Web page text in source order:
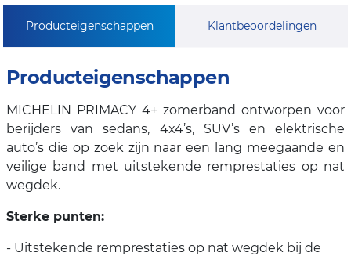
Producteigenschappen Klantbeoordelingen
Producteigenschappen
MICHELIN PRIMACY 4+ zomerband ontworpen voor
berijders van sedans, 4x4’s, SUV’s en elektrische
auto’s die op zoek zijn naar een lang meegaande en
veilige band met uitstekende remprestaties op nat
wegdek.
Sterke punten:
- Uitstekende remprestaties op nat wegdek bij de